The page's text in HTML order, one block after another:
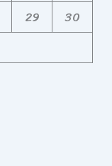
29
30